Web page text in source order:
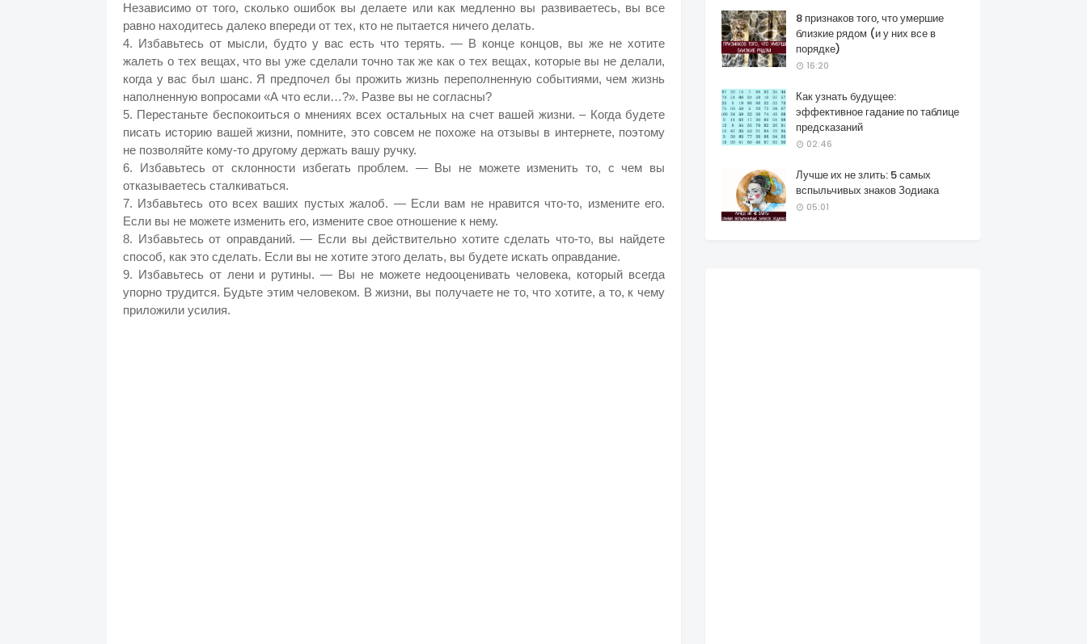
Независимо от того, сколько ошибок вы делаете или как медленно вы развиваетесь, вы все
равно находитесь далеко впереди от тех, кто не пытается ничего делать.
4. Избавьтесь от мысли, будто у вас есть что терять. — В конце концов, вы же не хотите
жалеть о тех вещах, что вы уже сделали точно так же как о тех вещах, которые вы не делали,
когда у вас был шанс. Я предпочел бы прожить жизнь переполненную событиями, чем жизнь
наполненную вопросами «А что если…?». Разве вы не согласны?
5. Перестаньте беспокоиться о мнениях всех остальных на счет вашей жизни. – Когда будете
писать историю вашей жизни, помните, это совсем не похоже на отзывы в интернете, поэтому
не позволяйте кому-то другому держать вашу ручку.
6. Избавьтесь от склонности избегать проблем. — Вы не можете изменить то, с чем вы
отказываетесь сталкиваться.
7. Избавьтесь ото всех ваших пустых жалоб. — Если вам не нравится что-то, измените его.
Если вы не можете изменить его, измените свое отношение к нему.
8. Избавьтесь от оправданий. — Если вы действительно хотите сделать что-то, вы найдете
способ, как это сделать. Если вы не хотите этого делать, вы будете искать оправдание.
9. Избавьтесь от лени и рутины. — Вы не можете недооценивать человека, который всегда
упорно трудится. Будьте этим человеком. В жизни, вы получаете не то, что хотите, а то, к чему
приложили усилия.
8 признаков того, что умершие
близкие рядом (и у них все в
порядке)
16:20
Как узнать будущее:
эффективное гадание по таблице
предсказаний
02:46
Лучше их не злить: 5 самых
вспыльчивых знаков Зодиака
05:01